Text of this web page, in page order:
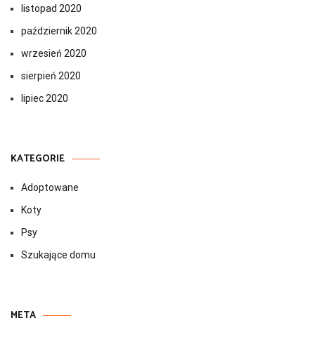
listopad 2020
październik 2020
wrzesień 2020
sierpień 2020
lipiec 2020
KATEGORIE
Adoptowane
Koty
Psy
Szukające domu
META